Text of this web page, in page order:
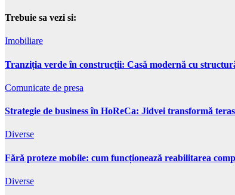
Trebuie sa vezi si:
Imobiliare
Tranziția verde în construcții: Casă modernă cu
Comunicate de presa
Strategie de business în HoReCa: Jidvei transformă
Diverse
Fără proteze mobile: cum funcționează reabilitarea
Diverse